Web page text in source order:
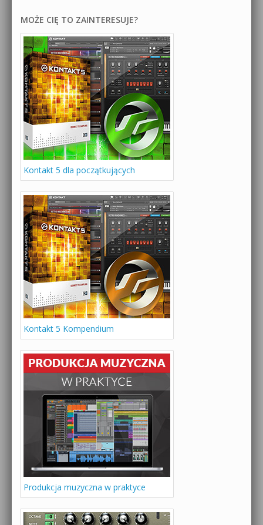
MOŻE CIĘ TO ZAINTERESUJE?
Kontakt 5 dla początkujących
Kontakt 5 Kompendium
Produkcja muzyczna w praktyce